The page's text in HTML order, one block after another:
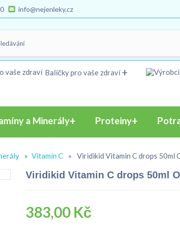
info@nejenleky.cz
Balíčky pro vaše zdraví
a Minerály Proteiny
» Vitamín C » Viridikid Vitamin C drops 50ml
Viridikid Vitamin C drops 50ml
383,00 Kč